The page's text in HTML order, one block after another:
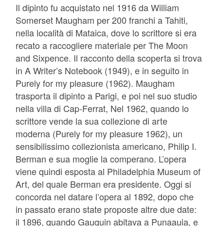
Il dipinto fu acquistato nel 1916 da William
Somerset Maugham per 200 franchi a Tahiti,
nella località di Mataica, dove lo scrittore si era
recato a raccogliere materiale per The Moon
and Sixpence. Il racconto della scoperta si trova
in A Writer’s Notebook (1949), e in seguito in
Purely for my pleasure (1962). Maugham
trasporta il dipinto a Parigi, e poi nel suo studio
nella villa di Cap-Ferrat, Nel 1962, quando lo
scrittore vende la sua collezione di arte
moderna (Purely for my pleasure 1962), un
sensibilissimo collezionista americano, Philip I.
Berman e sua moglie la comperano. L’opera
viene quindi esposta al Philadelphia Museum of
Art, del quale Berman era presidente. Oggi si
concorda nel datare l’opera al 1892, dopo che
in passato erano state proposte altre due date:
il 1896, quando Gauguin abitava a Punaauia, e